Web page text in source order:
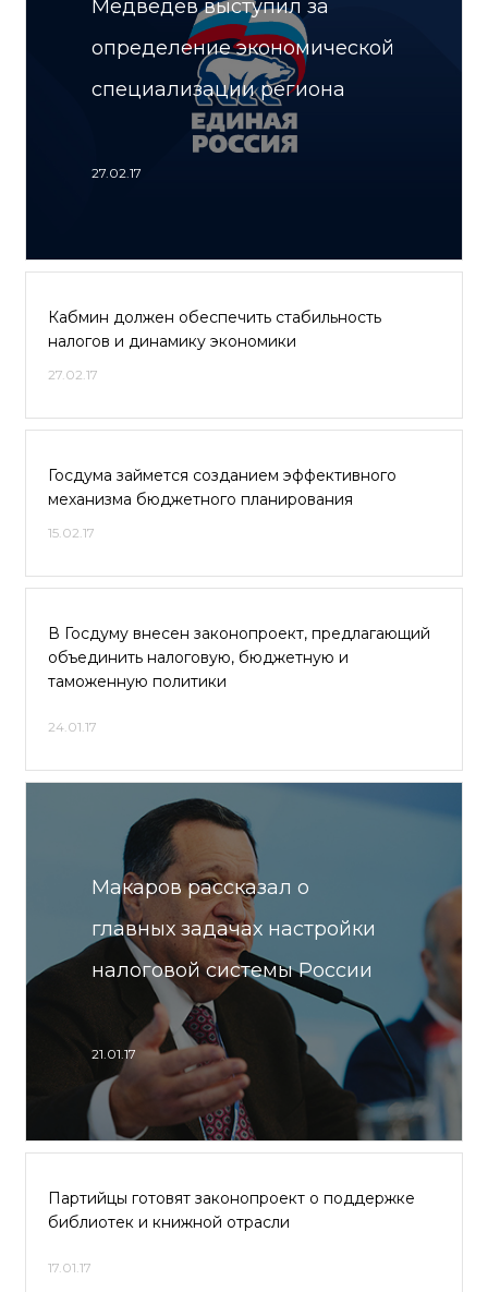
Медведев выступил за
определение экономической
специализации региона
27.02.17
Кабмин должен обеспечить стабильность
налогов и динамику экономики
27.02.17
Госдума займется созданием эффективного
механизма бюджетного планирования
15.02.17
В Госдуму внесен законопроект, предлагающий
объединить налоговую, бюджетную и
таможенную политики
24.01.17
Макаров рассказал о
главных задачах настройки
налоговой системы России
21.01.17
Партийцы готовят законопроект о поддержке
библиотек и книжной отрасли
17.01.17